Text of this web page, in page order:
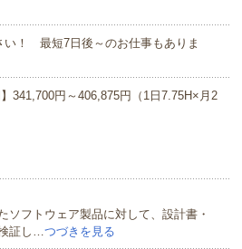
！ 最短7日後～のお仕事もありま
341,700円～406,875円（1日7.75H×月2
ソフトウェア製品に対して、設計書・
証し…つづきを見る